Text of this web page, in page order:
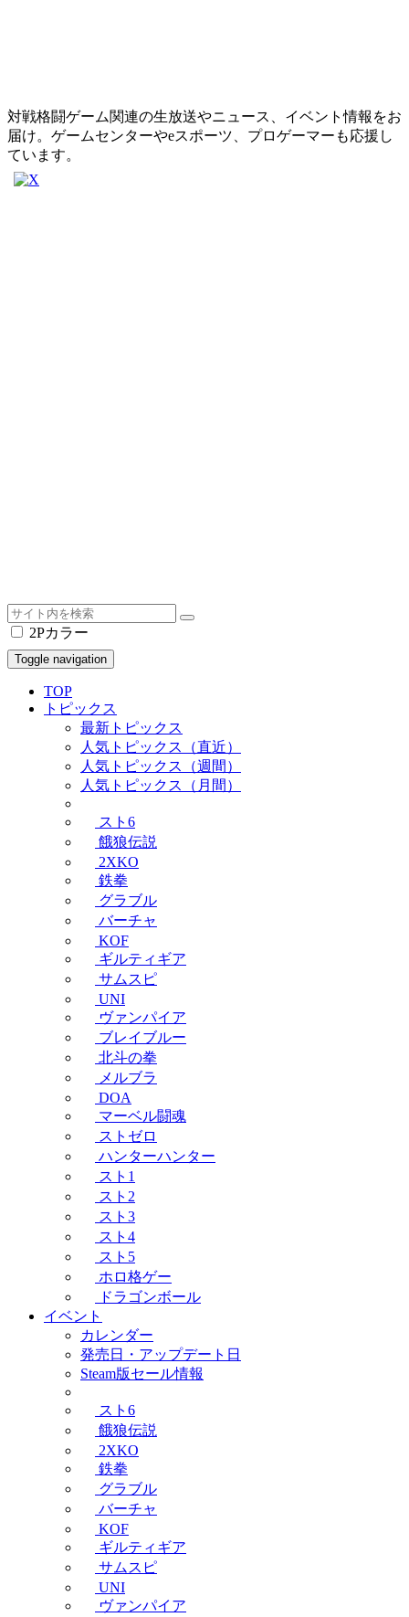
対戦格闘ゲーム関連の生放送やニュース、イベント情報をお
届け。ゲームセンターやeスポーツ、プロゲーマーも応援し
ています。
2Pカラー
Toggle navigation
TOP
トピックス
最新トピックス
人気トピックス（直近）
人気トピックス（週間）
人気トピックス（月間）
スト6
餓狼伝説
2XKO
鉄拳
グラブル
バーチャ
KOF
ギルティギア
サムスピ
UNI
ヴァンパイア
ブレイブルー
北斗の拳
メルブラ
DOA
マーベル闘魂
ストゼロ
ハンターハンター
スト1
スト2
スト3
スト4
スト5
ホロ格ゲー
ドラゴンボール
イベント
カレンダー
発売日・アップデート日
Steam版セール情報
スト6
餓狼伝説
2XKO
鉄拳
グラブル
バーチャ
KOF
ギルティギア
サムスピ
UNI
ヴァンパイア